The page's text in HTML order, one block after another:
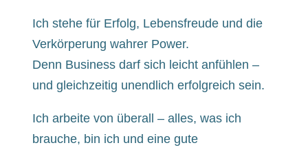
Ich stehe für Erfolg, Lebensfreude und die
Verkörperung wahrer Power.
Denn Business darf sich leicht anfühlen –
und gleichzeitig unendlich erfolgreich sein.
Ich arbeite von überall – alles, was ich
brauche, bin ich und eine gute